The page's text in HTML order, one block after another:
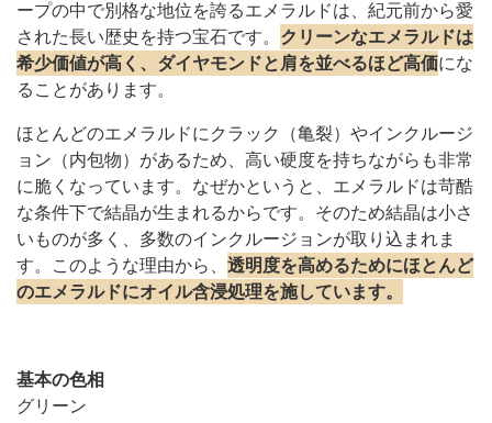
ープの中で別格な地位を誇るエメラルドは、紀元前から愛
された長い歴史を持つ宝石です。 クリーンなエメラルドは
希少価値が高く、ダイヤモンドと肩を並べるほど高価にな
ることがあります。
ほとんどのエメラルドにクラック（亀裂）やインクルージ
ョン（内包物）があるため、高い硬度を持ちながらも非常
に脆くなっています。なぜかというと、エメラルドは苛酷
な条件下で結晶が生まれるからです。そのため結晶は小さ
いものが多く、多数のインクルージョンが取り込まれま
す。このような理由から、 透明度を高めるためにほとんど
のエメラルドにオイル含浸処理を施しています。
基本の色相
グリーン